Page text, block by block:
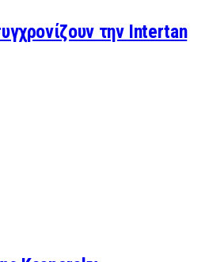
την Intertan